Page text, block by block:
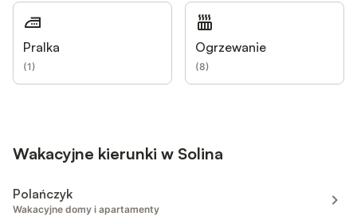
Pralka
(1)
Ogrzewanie
(8)
Wakacyjne kierunki w Solina
Polańczyk
Wakacyjne domy i apartamenty